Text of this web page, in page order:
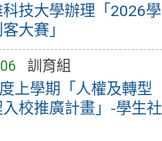
科技大學辦理「2026學
大賽」
訓育組
上學期「人權及轉型
校推廣計畫」-學生社